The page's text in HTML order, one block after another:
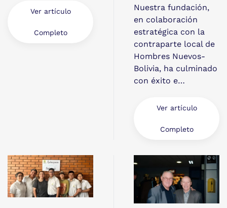
Ver artículo
Completo
Nuestra fundación,
en colaboración
estratégica con la
contraparte local de
Hombres Nuevos-
Bolivia, ha culminado
con éxito e…
Ver artículo
Completo